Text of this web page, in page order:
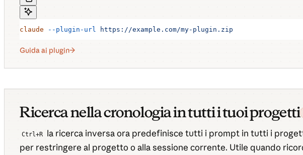
claude --plugin-url https://example.com/my-plugin.zip
Guida ai plugin
Ricerca nella cronologia in tutti i tuoi progetti
Ctrl+R la ricerca inversa ora predefinisce tutti i prompt in tutti i
per restringere al progetto o alla sessione corrente. Utile quando